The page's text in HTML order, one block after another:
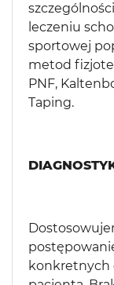
leczeniu
sportowej
metod
PNF,
Taping.
konkretnych